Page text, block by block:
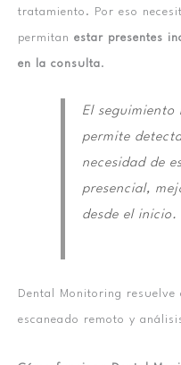
tratamiento. Por eso
permitan estar presentes
en la consulta.
El
permite
necesidad de
presencial,
desde el inicio.
Dental Monitoring
escaneado remoto y